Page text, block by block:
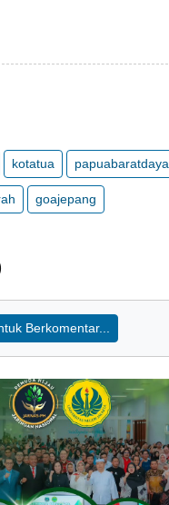
kotatua papuabaratdaya
goajepang
Berkomentar...